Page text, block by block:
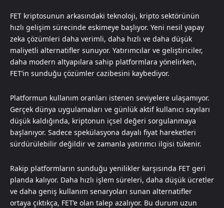
FET kriptosunun arkasındaki teknoloji, kripto sektörünün
hızlı gelişim sürecinde eskimeye başlıyor. Yeni nesil yapay
zeka çözümleri daha verimli, daha hızlı ve daha düşük
maliyetli alternatifler sunuyor. Yatırımcılar ve geliştiriciler,
daha modern altyapılara sahip platformlara yönelirken,
FET’in sunduğu çözümler cazibesini kaybediyor.
Platformun kullanım oranları istenen seviyelere ulaşamıyor.
Gerçek dünya uygulamaları ve günlük aktif kullanıcı sayıları
düşük kaldığında, kriptonun içsel değeri sorgulanmaya
başlanıyor. Sadece spekülasyona dayalı fiyat hareketleri
sürdürülebilir değildir ve zamanla yatırımcı ilgisi tükenir.
Rakip platformların sunduğu yenilikler karşısında FET geri
planda kalıyor. Daha hızlı işlem süreleri, daha düşük ücretler
ve daha geniş kullanım senaryoları sunan alternatifler
ortaya çıktıkça, FET’e olan talep azalıyor. Bu durum uzun